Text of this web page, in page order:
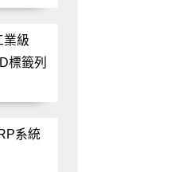
業級
標籤列
系統